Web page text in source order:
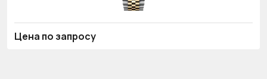
Цена по запросу